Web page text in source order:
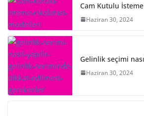
Cam Kutulu İsteme
Haziran 30, 2024
Gelinlik seçimi
Haziran 30, 2024